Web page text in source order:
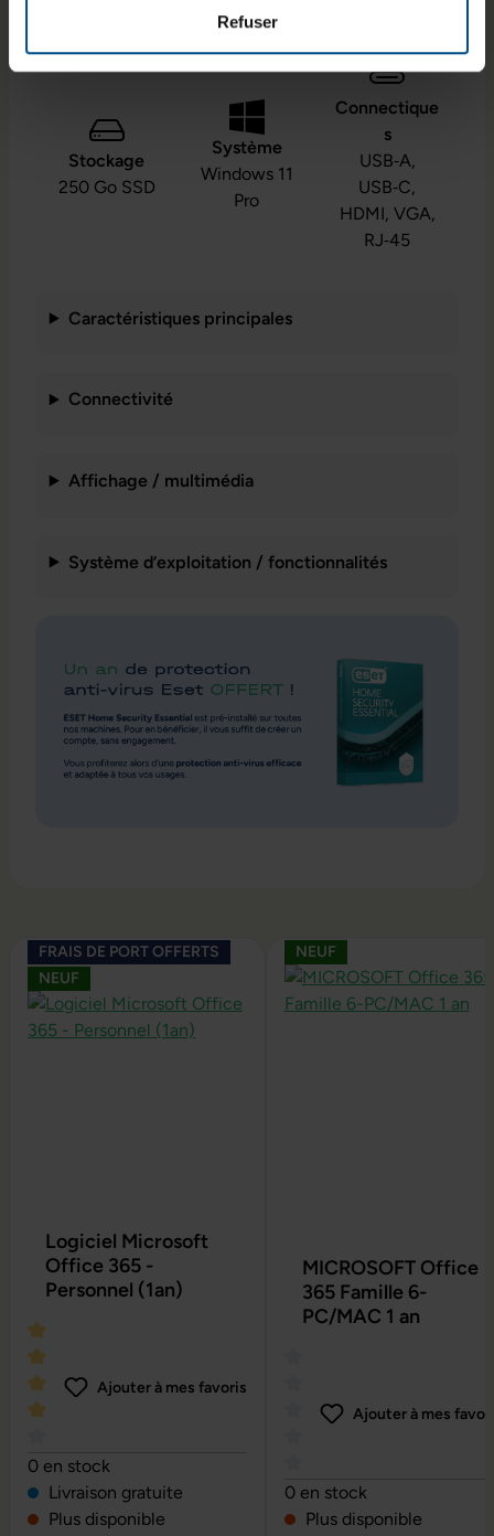
Refuser
Stockage
250 Go SSD
Système
Windows 11
Pro
Connectique
s
USB‑A,
USB‑C,
HDMI, VGA,
RJ‑45
Caractéristiques principales
Connectivité
Affichage / multimédia
Système d’exploitation / fonctionnalités
Ignorer la galerie de produits
FRAIS DE PORT OFFERTS
NEUF
Logiciel Microsoft
Office 365 -
Personnel (1an)
Note moyenne de 4 sur 5 étoiles
Ajouter à mes favoris
0 en stock
Livraison gratuite
Plus disponible
NEUF
MICROSOFT Office
365 Famille 6-
PC/MAC 1 an
Note moyenne de 0 sur 5
Ajouter à mes
0 en stock
Plus disponible